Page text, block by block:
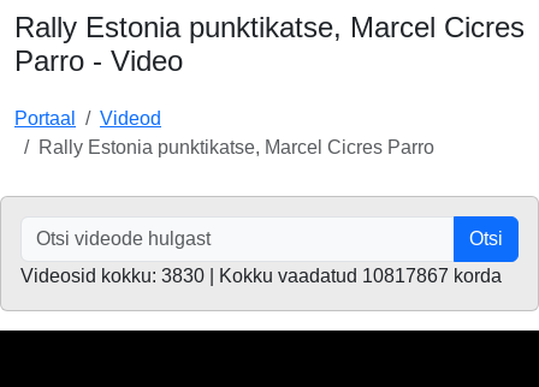
Rally Estonia punktikatse, Marcel Cicres
Parro - Video
Portaal
Videod
Rally Estonia punktikatse, Marcel Cicres Parro
Otsi
Videosid kokku: 3830 | Kokku vaadatud 10817867 korda